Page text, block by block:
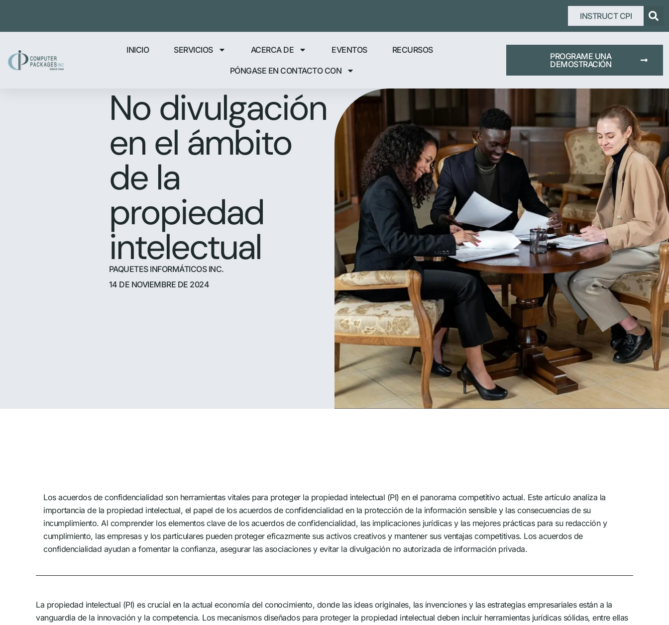
INSTRUCT CPI
INICIO SERVICIOS ACERCA DE EVENTOS RECURSOS
PÓNGASE EN CONTACTO CON
PROGRAME UNA
DEMOSTRACIÓN
No divulgación
en el ámbito
de la
propiedad
intelectual
PAQUETES INFORMÁTICOS INC.
14 DE NOVIEMBRE DE 2024
Los acuerdos de confidencialidad son herramientas vitales para proteger la propiedad intelectual (PI) en el panorama competitivo actual. Este artículo analiza la
importancia de la propiedad intelectual, el papel de los acuerdos de confidencialidad en la protección de la información sensible y las consecuencias de su
incumplimiento. Al comprender los elementos clave de los acuerdos de confidencialidad, las implicaciones jurídicas y las mejores prácticas para su redacción y
cumplimiento, las empresas y los particulares pueden proteger eficazmente sus activos creativos y mantener sus ventajas competitivas. Los acuerdos de
confidencialidad ayudan a fomentar la confianza, asegurar las asociaciones y evitar la divulgación no autorizada de información privada.
La propiedad intelectual (PI) es crucial en la actual economía del conocimiento, donde las ideas originales, las invenciones y las estrategias empresariales están a la
vanguardia de la innovación y la competencia. Los mecanismos diseñados para proteger la propiedad intelectual deben incluir herramientas jurídicas sólidas, entre ellas